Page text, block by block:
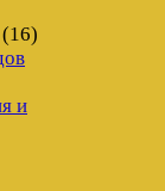
(16)
и